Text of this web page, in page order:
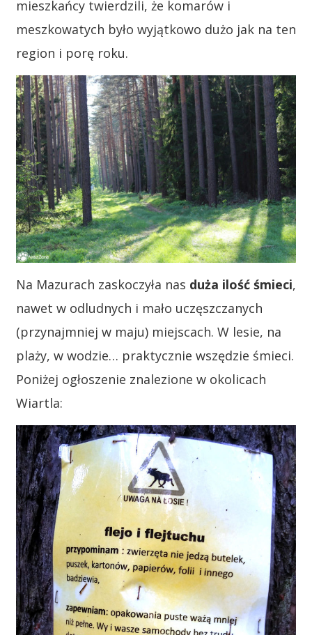
mieszkańcy twierdzili, że komarów i
meszkowatych było wyjątkowo dużo jak na ten
region i porę roku.
Na Mazurach zaskoczyła nas duża ilość śmieci,
nawet w odludnych i mało uczęszczanych
(przynajmniej w maju) miejscach. W lesie, na
plaży, w wodzie… praktycznie wszędzie śmieci.
Poniżej ogłoszenie znalezione w okolicach
Wiartla: